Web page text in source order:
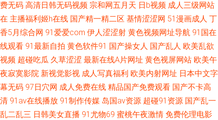
费无码 高清日韩无码视频 宗和网五月天 日b视频 成人三级网站
在 主播福利姬h在线 国产精一精二区 基情涩涩网 51漫画成人 丁
香5月综合网 91爱爱com 伊人涩涩射 黄色视频网址导航 91国在
线观看 91最新自拍 黄色软件91 国产操女人 国产乱人 欧美乱欲
视频 超碰吃瓜 久草涩涩 最新在线A片网址 黄色视屏网站 欧美午
夜寂寞影院 新视觉影视 成人写真福利 欧美内射网址 日本中文字
幕无码 97日穴网 成人免费在线 精品国产免费观看 国产不卡高
清 91av在线播放 91制作传媒 岛国av资源 超碰91资源 国产乱一
乱二乱三 日韩美女直播 91尤物69 蜜桃午夜激情 免费伦理电影